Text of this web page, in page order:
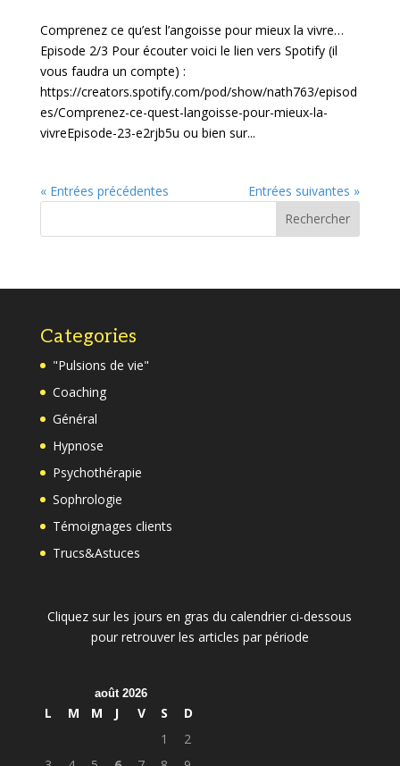
Comprenez ce qu’est l’angoisse pour mieux la vivre…
Episode 2/3 Pour écouter voici le lien vers Spotify (il
vous faudra un compte) :
https://creators.spotify.com/pod/show/nath763/episod
es/Comprenez-ce-quest-langoisse-pour-mieux-la-
vivreEpisode-23-e2rjb5u ou bien sur...
« Entrées précédentes
Entrées suivantes »
Rechercher
Categories
"Pulsions de vie"
Coaching
Général
Hypnose
Psychothérapie
Sophrologie
Témoignages clients
Trucs&Astuces
Cliquez sur les jours en gras du calendrier ci-dessous
pour retrouver les articles par période
août 2026
L M M J V S
D
1
2